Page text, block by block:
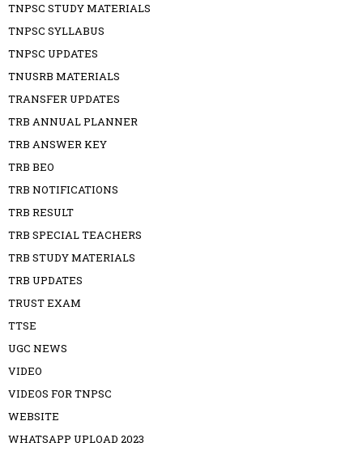
TNPSC STUDY MATERIALS
TNPSC SYLLABUS
TNPSC UPDATES
TNUSRB MATERIALS
TRANSFER UPDATES
TRB ANNUAL PLANNER
TRB ANSWER KEY
TRB BEO
TRB NOTIFICATIONS
TRB RESULT
TRB SPECIAL TEACHERS
TRB STUDY MATERIALS
TRB UPDATES
TRUST EXAM
TTSE
UGC NEWS
VIDEO
VIDEOS FOR TNPSC
WEBSITE
WHATSAPP UPLOAD 2023